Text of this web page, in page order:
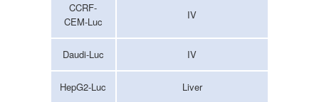
CCRF-
CEM-Luc
IV
Daudi-Luc IV
HepG2-Luc Liver